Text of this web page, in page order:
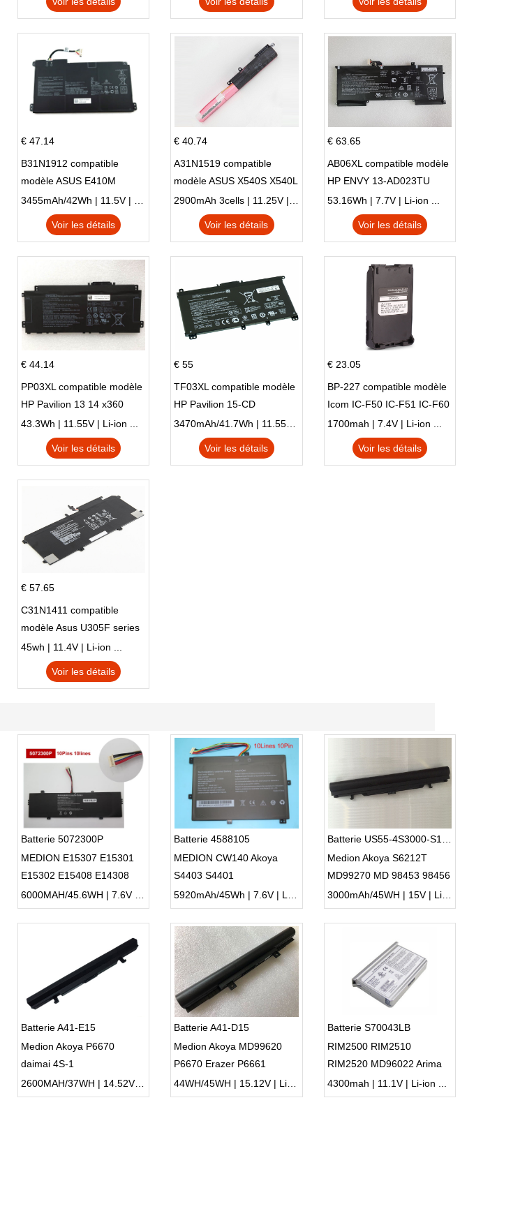
€ 47.14
B31N1912 compatible
modèle ASUS E410M
E410MA L410MA
Voir les détails
€ 40.74
A31N1519 compatible
modèle ASUS X540S X540L
X540LA-SI302 X540SA
X540S
Voir les détails
€ 63.65
AB06XL compatible modèle
HP ENVY 13-AD023TU
HSTNN-DB8C 921438-855
TPN-I128
53.16Wh | 7.7V | Li-ion ...
Voir les détails
€ 44.14
PP03XL compatible modèle
HP Pavilion 13 14 x360
L83388-AC1 L83388-421
HSTNN-LB8S M01118-421
M01144-005 13-BB 14-DV
43.3Wh | 11.55V | Li-ion ...
Voir les détails
€ 55
TF03XL compatible modèle
HP Pavilion 15-CD
Voir les détails
€ 23.05
BP-227 compatible modèle
Icom IC-F50 IC-F51 IC-F60
IC-F61 IC-M87
1700mah | 7.4V | Li-ion ...
Voir les détails
€ 57.65
C31N1411 compatible
modèle Asus U305F series
45wh | 11.4V | Li-ion ...
Voir les détails
Batterie 5072300P
MEDION E15307 E15301
E15302 E15408 E14308
E15407
Batterie 4588105
MEDION CW140 Akoya
S4403 S4401
Medion Akoya S6212T
MD99270 MD 98453 98456
3000mAh/45WH | 15V | Li-ion ...
Batterie A41-E15
Medion Akoya P6670
daimai 4S-1
2600MAH/37WH | 14.52V | Li-ion ...
Batterie A41-D15
Medion Akoya MD99620
P6670 Erazer P6661
Batterie S70043LB
RIM2500 RIM2510
RIM2520 MD96022 Arima
S700 Series
4300mah | 11.1V | Li-ion ...